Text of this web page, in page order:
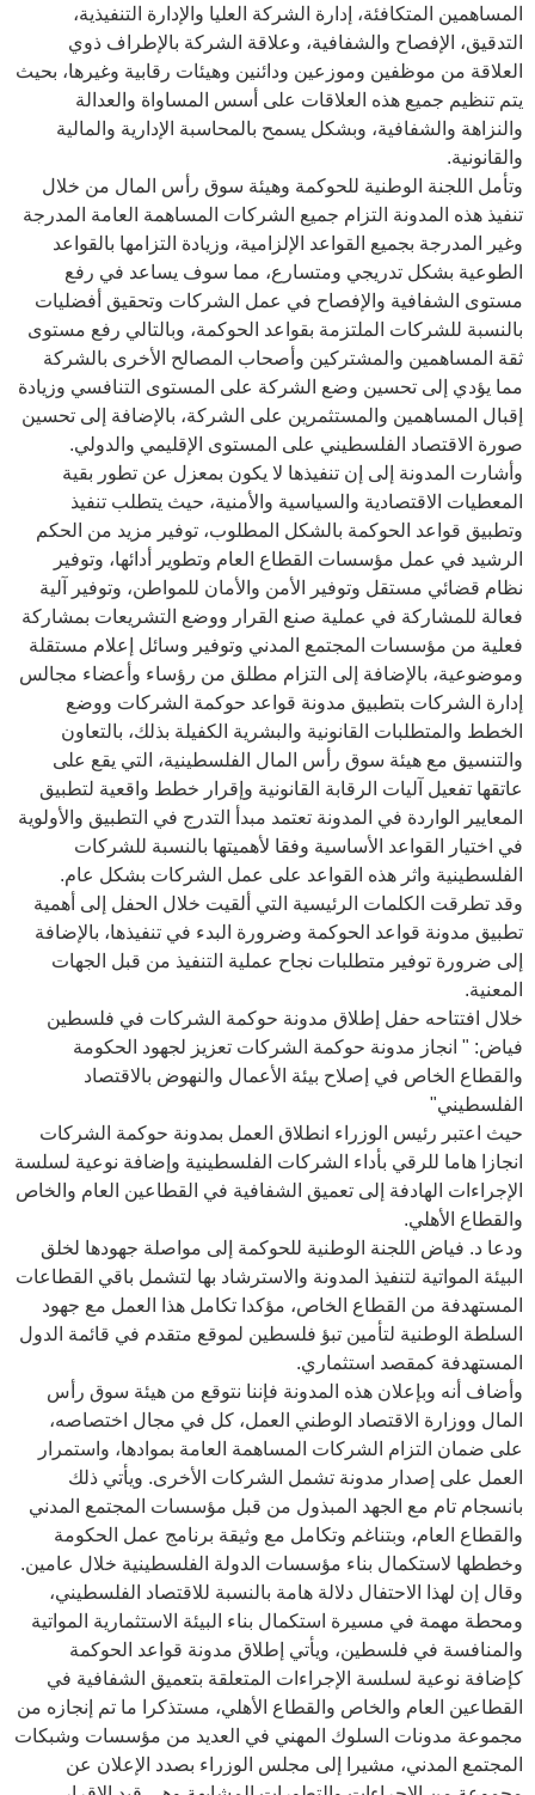
المساهمين المتكافئة، إدارة الشركة العليا والإدارة التنفيذية،
التدقيق، الإفصاح والشفافية، وعلاقة الشركة بالإطراف ذوي
العلاقة من موظفين وموزعين ودائنين وهيئات رقابية وغيرها، بحيث
يتم تنظيم جميع هذه العلاقات على أسس المساواة والعدالة
والنزاهة والشفافية، وبشكل يسمح بالمحاسبة الإدارية والمالية
والقانونية.
وتأمل اللجنة الوطنية للحوكمة وهيئة سوق رأس المال من خلال
تنفيذ هذه المدونة التزام جميع الشركات المساهمة العامة المدرجة
وغير المدرجة بجميع القواعد الإلزامية، وزيادة التزامها بالقواعد
الطوعية بشكل تدريجي ومتسارع، مما سوف يساعد في رفع
مستوى الشفافية والإفصاح في عمل الشركات وتحقيق أفضليات
بالنسبة للشركات الملتزمة بقواعد الحوكمة، وبالتالي رفع مستوى
ثقة المساهمين والمشتركين وأصحاب المصالح الأخرى بالشركة
مما يؤدي إلى تحسين وضع الشركة على المستوى التنافسي وزيادة
إقبال المساهمين والمستثمرين على الشركة، بالإضافة إلى تحسين
صورة الاقتصاد الفلسطيني على المستوى الإقليمي والدولي.
وأشارت المدونة إلى إن تنفيذها لا يكون بمعزل عن تطور بقية
المعطيات الاقتصادية والسياسية والأمنية، حيث يتطلب تنفيذ
وتطبيق قواعد الحوكمة بالشكل المطلوب، توفير مزيد من الحكم
الرشيد في عمل مؤسسات القطاع العام وتطوير أدائها، وتوفير
نظام قضائي مستقل وتوفير الأمن والأمان للمواطن، وتوفير آلية
فعالة للمشاركة في عملية صنع القرار ووضع التشريعات بمشاركة
فعلية من مؤسسات المجتمع المدني وتوفير وسائل إعلام مستقلة
وموضوعية، بالإضافة إلى التزام مطلق من رؤساء وأعضاء مجالس
إدارة الشركات بتطبيق مدونة قواعد حوكمة الشركات ووضع
الخطط والمتطلبات القانونية والبشرية الكفيلة بذلك، بالتعاون
والتنسيق مع هيئة سوق رأس المال الفلسطينية، التي يقع على
عاتقها تفعيل آليات الرقابة القانونية وإقرار خطط واقعية لتطبيق
المعايير الواردة في المدونة تعتمد مبدأ التدرج في التطبيق والأولوية
في اختيار القواعد الأساسية وفقا لأهميتها بالنسبة للشركات
الفلسطينية واثر هذه القواعد على عمل الشركات بشكل عام.
وقد تطرقت الكلمات الرئيسية التي ألقيت خلال الحفل إلى أهمية
تطبيق مدونة قواعد الحوكمة وضرورة البدء في تنفيذها، بالإضافة
إلى ضرورة توفير متطلبات نجاح عملية التنفيذ من قبل الجهات
المعنية.
خلال افتتاحه حفل إطلاق مدونة حوكمة الشركات في فلسطين
فياض: " انجاز مدونة حوكمة الشركات تعزيز لجهود الحكومة
والقطاع الخاص في إصلاح بيئة الأعمال والنهوض بالاقتصاد
الفلسطيني"
حيث اعتبر رئيس الوزراء انطلاق العمل بمدونة حوكمة الشركات
انجازا هاما للرقي بأداء الشركات الفلسطينية وإضافة نوعية لسلسة
الإجراءات الهادفة إلى تعميق الشفافية في القطاعين العام والخاص
والقطاع الأهلي.
ودعا د. فياض اللجنة الوطنية للحوكمة إلى مواصلة جهودها لخلق
البيئة المواتية لتنفيذ المدونة والاسترشاد بها لتشمل باقي القطاعات
المستهدفة من القطاع الخاص، مؤكدا تكامل هذا العمل مع جهود
السلطة الوطنية لتأمين تبؤ فلسطين لموقع متقدم في قائمة الدول
المستهدفة كمقصد استثماري.
وأضاف أنه وبإعلان هذه المدونة فإننا نتوقع من هيئة سوق رأس
المال ووزارة الاقتصاد الوطني العمل، كل في مجال اختصاصه،
على ضمان التزام الشركات المساهمة العامة بموادها، واستمرار
العمل على إصدار مدونة تشمل الشركات الأخرى. ويأتي ذلك
بانسجام تام مع الجهد المبذول من قبل مؤسسات المجتمع المدني
والقطاع العام، وبتناغم وتكامل مع وثيقة برنامج عمل الحكومة
وخططها لاستكمال بناء مؤسسات الدولة الفلسطينية خلال عامين.
وقال إن لهذا الاحتفال دلالة هامة بالنسبة للاقتصاد الفلسطيني،
ومحطة مهمة في مسيرة استكمال بناء البيئة الاستثمارية المواتية
والمنافسة في فلسطين، ويأتي إطلاق مدونة قواعد الحوكمة
كإضافة نوعية لسلسة الإجراءات المتعلقة بتعميق الشفافية في
القطاعين العام والخاص والقطاع الأهلي، مستذكرا ما تم إنجازه من
مجموعة مدونات السلوك المهني في العديد من مؤسسات وشبكات
المجتمع المدني، مشيرا إلى مجلس الوزراء بصدد الإعلان عن